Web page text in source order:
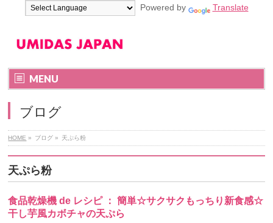
Powered by Translate
MENU
ブログ
HOME » ブログ » 天ぷら粉
天ぷら粉
食品乾燥機 de レシピ ： 簡単☆サクサクもっちり新食感☆
干し芋風カボチャの天ぷら